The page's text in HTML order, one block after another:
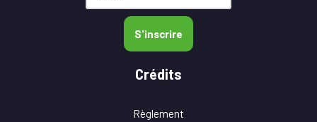
S'inscrire
Crédits
Règlement